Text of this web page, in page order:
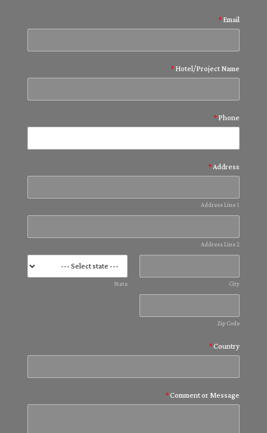
Email
*
Hotel/Project Name
*
Phone
*
Address
*
Address Line 1
Address Line 2
City
State
Zip Code
Country
*
Comment or Message
*